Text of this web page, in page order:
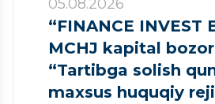
05.08.2026
“FINANCE INVEST
MCHJ kapital
“Tartibga solish
maxsus huquqiy